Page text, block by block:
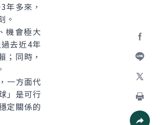
加入好
列印
多來，
。
機會極大
去近4年
；同時，
一方面代
」是可行
定關係的